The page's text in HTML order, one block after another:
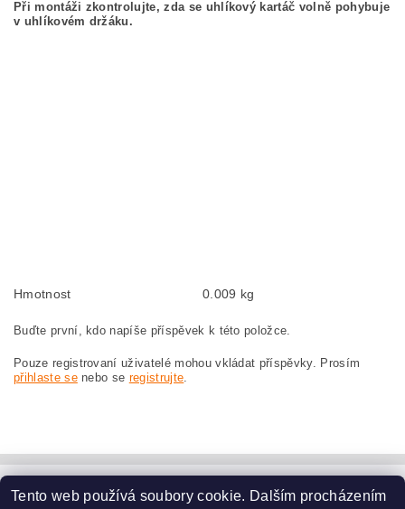
Při montáži zkontrolujte, zda se uhlíkový kartáč volně pohybuje
v uhlíkovém držáku.
Hmotnost 0.009 kg
Buďte první, kdo napíše příspěvek k této položce.
Pouze registrovaní uživatelé mohou vkládat příspěvky. Prosím
přihlaste senebo se registrujte.
www.dodilny.cz
Tento web používá soubory cookie. Dalším procházením